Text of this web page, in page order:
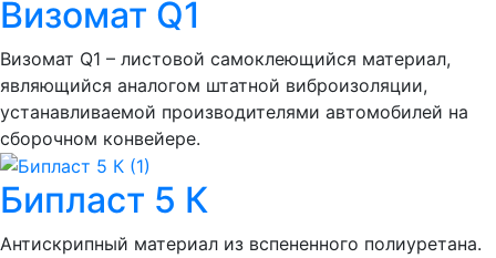
Визомат Q1
Визомат Q1 – листовой самоклеющийся материал,
являющийся аналогом штатной виброизоляции,
устанавливаемой производителями автомобилей на
сборочном конвейере.
Бипласт 5 К
Антискрипный материал из вспененного полиуретана.